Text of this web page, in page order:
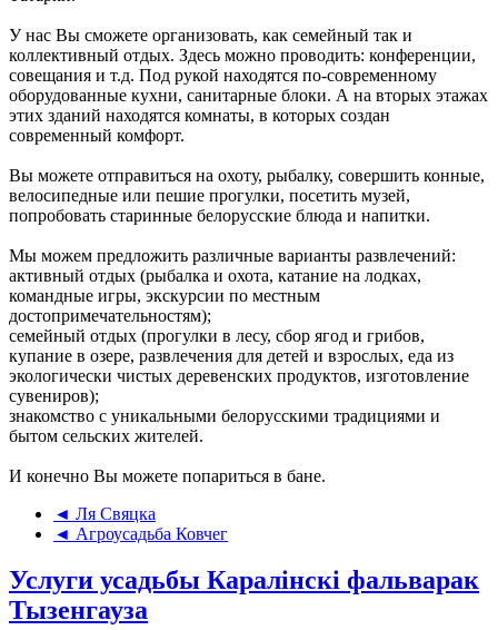
У нас Вы сможете организовать, как семейный так и
коллективный отдых. Здесь можно проводить: конференции,
совещания и т.д. Под рукой находятся по-современному
оборудованные кухни, санитарные блоки. А на вторых этажах
этих зданий находятся комнаты, в которых создан
современный комфорт.
Вы можете отправиться на охоту, рыбалку, совершить конные,
велосипедные или пешие прогулки, посетить музей,
попробовать старинные белорусские блюда и напитки.
Мы можем предложить различные варианты развлечений:
активный отдых (рыбалка и охота, катание на лодках,
командные игры, экскурсии по местным
достопримечательностям);
семейный отдых (прогулки в лесу, сбор ягод и грибов,
купание в озере, развлечения для детей и взрослых, еда из
экологически чистых деревенских продуктов, изготовление
сувениров);
знакомство с уникальными белорусскими традициями и
бытом сельских жителей.
И конечно Вы можете попариться в бане.
◄ Ля Свяцка
◄ Агроусадьба Ковчег
Услуги усадьбы Каралiнскi фальварак
Тызенгауза